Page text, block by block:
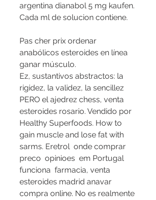
argentina dianabol 5 mg kaufen.
Cada ml de solucion contiene.
Pas cher prix ordenar
anabólicos esteroides en línea
ganar músculo.
Ez, sustantivos abstractos: la
rigidez, la validez, la sencillez
PERO el ajedrez chess, venta
esteroides rosario. Vendido por
Healthy Superfoods. How to
gain muscle and lose fat with
sarms. Eretrol  onde comprar
preco  opinioes  em Portugal
funciona  farmacia, venta
esteroides madrid anavar
compra online. No es realmente